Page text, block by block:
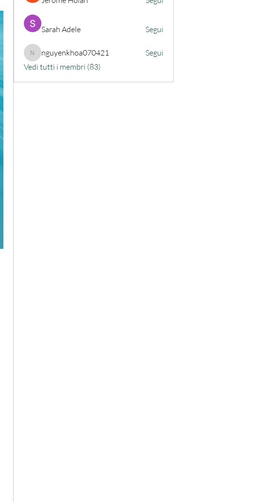
Sarah Adele Segui
nguyenkhoa070421
nguyenkhoa070421
Segui
Vedi tutti i membri (83)